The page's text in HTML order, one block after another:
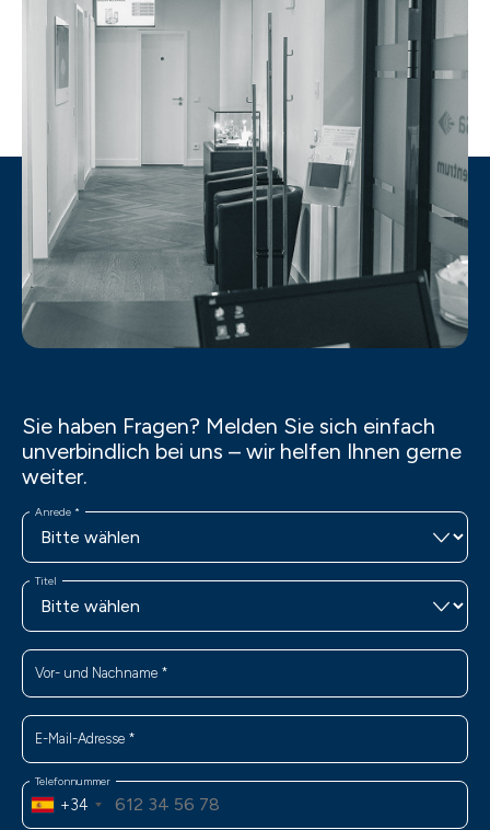
Sie haben Fragen? Melden Sie sich einfach
unverbindlich bei uns – wir helfen Ihnen gerne
weiter.
Anrede *
Titel
Vor- und Nachname *
E-Mail-Adresse *
Telefonnummer
+34